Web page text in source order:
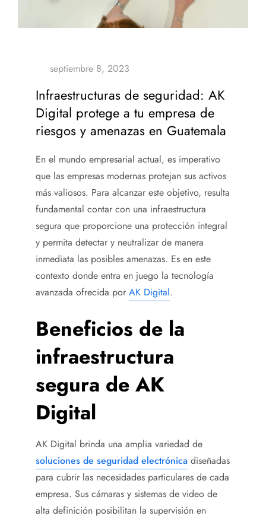
Infraestructuras de seguridad: AK
Digital protege a tu empresa de
riesgos y amenazas en Guatemala
En el mundo empresarial actual, es imperativo
que las empresas modernas protejan sus activos
más valiosos. Para alcanzar este objetivo, resulta
fundamental contar con una infraestructura
segura que proporcione una protección integral
y permita detectar y neutralizar de manera
inmediata las posibles amenazas. Es en este
contexto donde entra en juego la tecnología
avanzada ofrecida por AK Digital.
Beneficios de la
infraestructura
segura de AK
Digital
AK Digital brinda una amplia variedad de
soluciones de seguridad electrónica diseñadas
para cubrir las necesidades particulares de cada
empresa. Sus cámaras y sistemas de video de
alta definición posibilitan la supervisión en